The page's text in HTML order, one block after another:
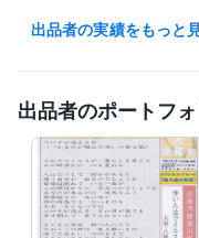
資格・検定
日商簿記検定三級 取得年
食品衛生責任者
ＭＯＳ検定Ｅｘｃｅｌ２
ＭＯＳ検定Ｗｏｒｄ２００
ＭＯＳ検定ＰｏｗｅｒＰ
ＭＯＳ検定Ａｃｃｅｓｓ
メンタルヘルスマネジメ
年
出品者の実績をもっと
出品者のポートフ